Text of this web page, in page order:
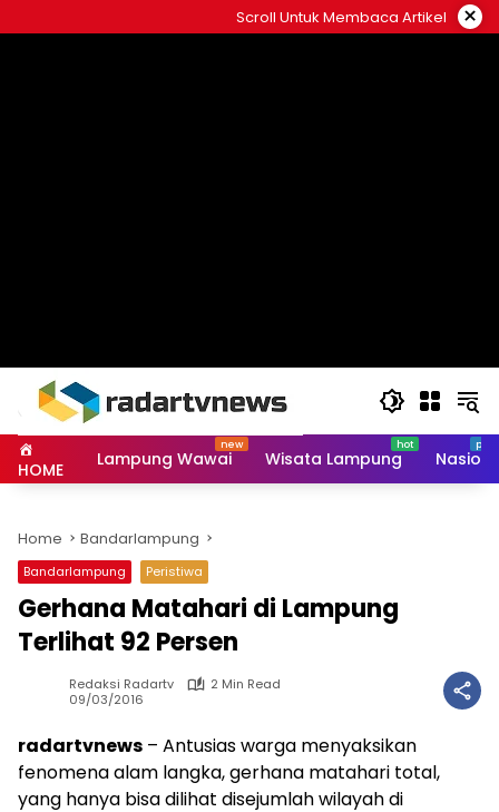
to
Scroll Untuk Membaca Artikel ×
HOME Lampung Wawai Wisata Lampung
Home Bandarlampung
Bandarlampung Peristiwa
Gerhana Matahari di Lampung
Terlihat 92 Persen
Redaksi Radartv
2 Min Read
09/03/2016
radartvnews – Antusias warga menyaksikan
fenomena alam langka, gerhana matahari total,
yang hanya bisa dilihat disejumlah wilayah di